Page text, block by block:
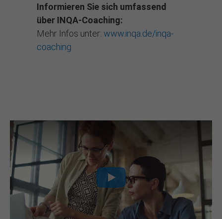
Informieren Sie sich umfassend
über INQA-Coaching:
Mehr Infos unter: www.inqa.de/inqa-
coaching